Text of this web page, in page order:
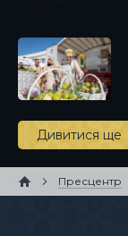
Дивитися ще
Пресцентр